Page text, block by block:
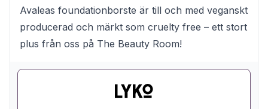
Avaleas foundationborste är till och med veganskt
producerad och märkt som cruelty free – ett stort
plus från oss på The Beauty Room!